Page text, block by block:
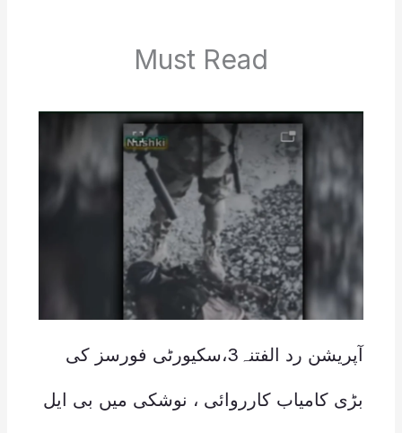
Must Read
آپریشن رد الفتنہ3،سکیورٹی فورسز کی
بڑی کامیاب کارروائی ، نوشکی میں بی ایل